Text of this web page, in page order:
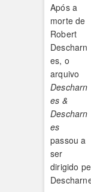
Após a
morte de
Robert
Descharn
es, o
arquivo
Descharn
es &
Descharn
es
passou a
ser
dirigido